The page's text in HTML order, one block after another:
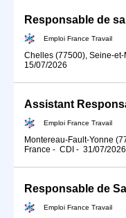
Responsable de
Emploi France Travail
Chelles (77500), Seine-
15/07/2026
Assistant
Emploi France Travail
Montereau-Fault-Yonne
France - CDI - 31/07/2026
Emploi France Travail